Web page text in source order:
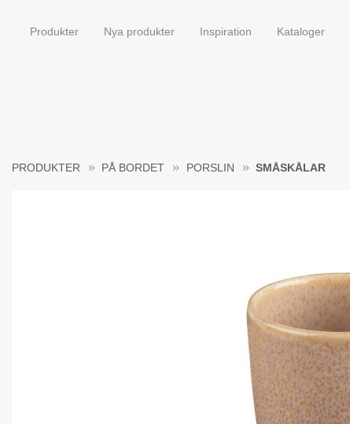
Produkter Nya produkter Inspiration Kataloger
PRODUKTER PÅ BORDET PORSLIN SMÅSKÅLAR